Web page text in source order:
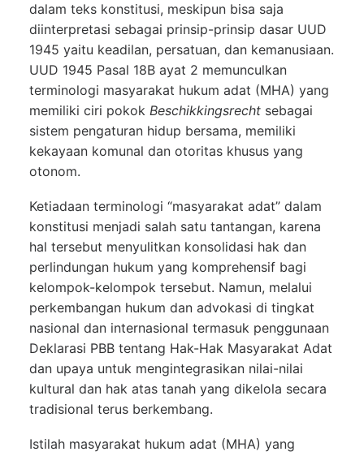
dalam teks konstitusi, meskipun bisa saja
diinterpretasi sebagai prinsip-prinsip dasar UUD
1945 yaitu keadilan, persatuan, dan kemanusiaan.
UUD 1945 Pasal 18B ayat 2 memunculkan
terminologi masyarakat hukum adat (MHA) yang
memiliki ciri pokok Beschikkingsrecht sebagai
sistem pengaturan hidup bersama, memiliki
kekayaan komunal dan otoritas khusus yang
otonom.
Ketiadaan terminologi “masyarakat adat” dalam
konstitusi menjadi salah satu tantangan, karena
hal tersebut menyulitkan konsolidasi hak dan
perlindungan hukum yang komprehensif bagi
kelompok-kelompok tersebut. Namun, melalui
perkembangan hukum dan advokasi di tingkat
nasional dan internasional termasuk penggunaan
Deklarasi PBB tentang Hak-Hak Masyarakat Adat
dan upaya untuk mengintegrasikan nilai-nilai
kultural dan hak atas tanah yang dikelola secara
tradisional terus berkembang.
Istilah masyarakat hukum adat (MHA) yang